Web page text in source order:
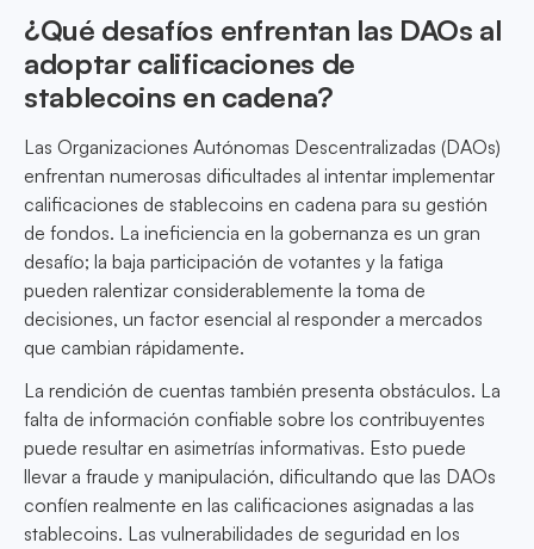
¿Qué desafíos enfrentan las DAOs al
adoptar calificaciones de
stablecoins en cadena?
Las Organizaciones Autónomas Descentralizadas (DAOs)
enfrentan numerosas dificultades al intentar implementar
calificaciones de stablecoins en cadena para su gestión
de fondos. La ineficiencia en la gobernanza es un gran
desafío; la baja participación de votantes y la fatiga
pueden ralentizar considerablemente la toma de
decisiones, un factor esencial al responder a mercados
que cambian rápidamente.
La rendición de cuentas también presenta obstáculos. La
falta de información confiable sobre los contribuyentes
puede resultar en asimetrías informativas. Esto puede
llevar a fraude y manipulación, dificultando que las DAOs
confíen realmente en las calificaciones asignadas a las
stablecoins. Las vulnerabilidades de seguridad en los